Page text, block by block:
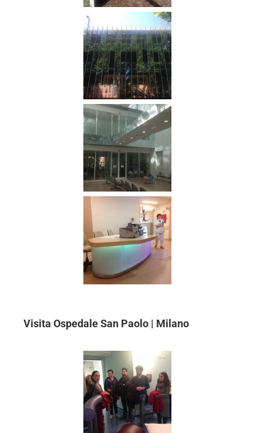
Visita Ospedale San Paolo | Milano